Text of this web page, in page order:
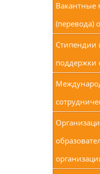
Вакантные
(перевода)
Стипендии
поддержки